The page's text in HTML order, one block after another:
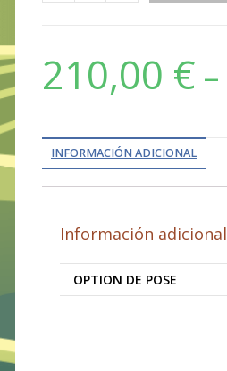
210,00 € –
INFORMACIÓN ADICIONAL
Información adicional
OPTION DE POSE